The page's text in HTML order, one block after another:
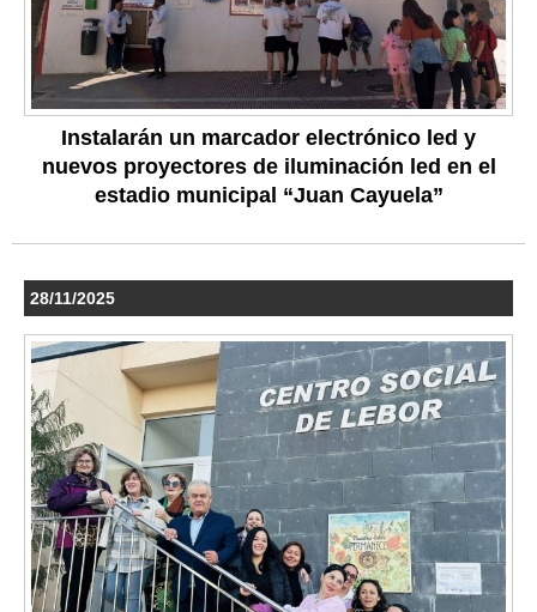
Instalarán un marcador electrónico led y
nuevos proyectores de iluminación led en el
estadio municipal “Juan Cayuela”
28/11/2025